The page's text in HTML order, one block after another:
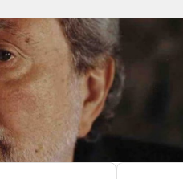
fronte con Israele nel 2023.
sui giornalisti di guerra
di “una vera e
evitare che si sappia ciò
“Dolly Make